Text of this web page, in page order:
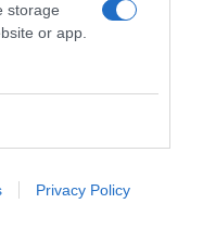
storage
or app.
Privacy Policy
,babatervezés